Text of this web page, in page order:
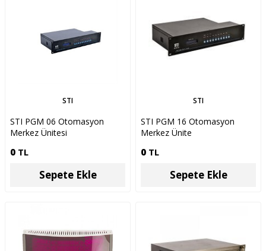
STI
STI PGM 06 Otomasyon
Merkez Ünitesi
0 TL
Sepete Ekle
STI
STI PGM 16 Otomasyon
Merkez Ünite
0 TL
Sepete Ekle